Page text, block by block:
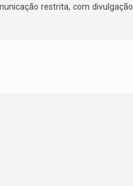
restrita, com divulgação